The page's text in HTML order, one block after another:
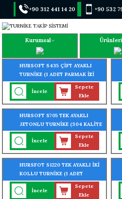
+90 312 441 14 20 +90 532
Kurumsal
HURSOFT S435 ÇİFT AYAKLI
TURNİKE (1 ADET PARMAK İZİ
OKUYUCU TURNİKEYE
MONTELİ)
İncele
Sepete
Ekle
HURSOFT S705 TEK AYAKLI
JETONLU TURNİKE (304 KALİTE
PASLANMAZ ÇELİK)
İncele
Sepete
Ekle
HURSFOT S1220 TEK AYAKLI İKİ
KOLLU TURNİKE (1 ADET
PARMAK İZİ OKUYUCU
TURNİKEYE MONTELİ)
İncele
Sepete
Ekle